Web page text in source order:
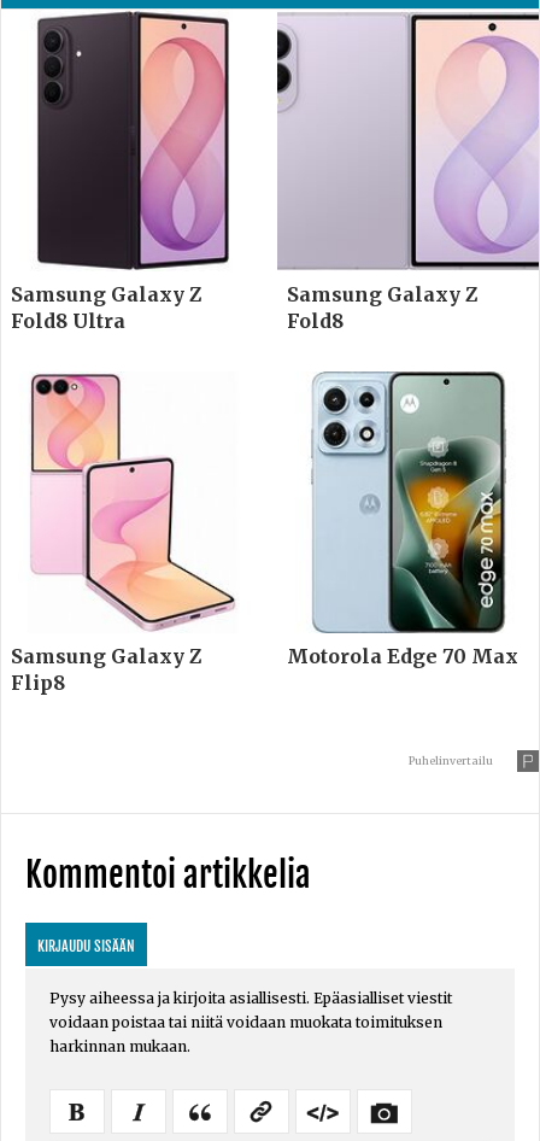
Samsung Galaxy Z
Fold8 Ultra
Samsung Galaxy Z
Fold8
Samsung Galaxy Z
Flip8
Motorola Edge 70 Max
Puhelinvertailu
Kommentoi artikkelia
KIRJAUDU SISÄÄN
Pysy aiheessa ja kirjoita asiallisesti. Epäasialliset viestit
voidaan poistaa tai niitä voidaan muokata toimituksen
harkinnan mukaan.